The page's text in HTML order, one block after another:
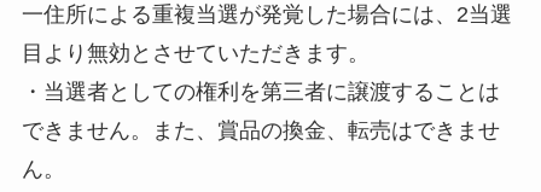
一住所による重複当選が発覚した場合には、2当選
目より無効とさせていただきます。
・当選者としての権利を第三者に譲渡することは
できません。また、賞品の換金、転売はできませ
ん。